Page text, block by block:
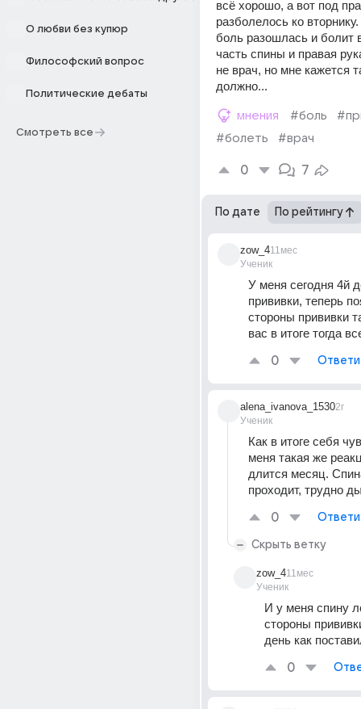
О любви без купюр
Философский вопрос
Политические дебаты
Смотреть все
всё хорошо, а вот под
разболелось ко
боль разошлась и болит
часть спины и правая
не врач, но мне кажется
должно...
мнения #боль
#болеть
#врач
0 7
По дате По рейтингу
zow_4
Ученик
11мес
У меня сегодня 4й
прививки, теперь
стороны прививки
вас в итоге тогда
0
alena_ivanova_1530
Ученик
2г
Как в итоге себя
меня такая же
длится месяц.
проходит, трудно
0
Скрыть ветку
zow_4
Ученик
11мес
И у меня спину
стороны
день как
0